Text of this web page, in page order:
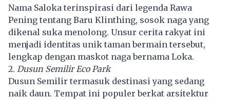
Nama Saloka terinspirasi dari legenda Rawa
Pening tentang Baru Klinthing, sosok naga yang
dikenal suka menolong. Unsur cerita rakyat ini
menjadi identitas unik taman bermain tersebut,
lengkap dengan maskot naga bernama Loka.
2. Dusun Semilir Eco Park
Dusun Semilir termasuk destinasi yang sedang
naik daun. Tempat ini populer berkat arsitektur